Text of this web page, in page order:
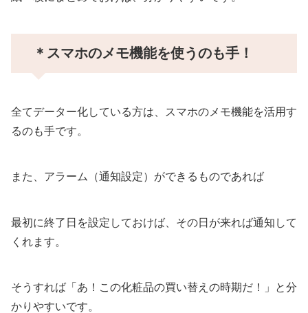
＊スマホのメモ機能を使うのも手！
全てデーター化している方は、スマホのメモ機能を活用す
るのも手です。
また、アラーム（通知設定）ができるものであれば
最初に終了日を設定しておけば、その日が来れば通知して
くれます。
そうすれば「あ！この化粧品の買い替えの時期だ！」と分
かりやすいです。